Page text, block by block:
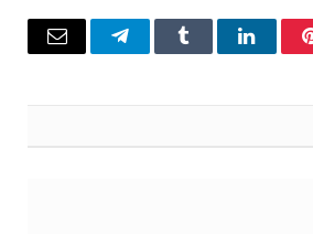
بينتيريستلينكدإنTumblrتيلقرامالبريد